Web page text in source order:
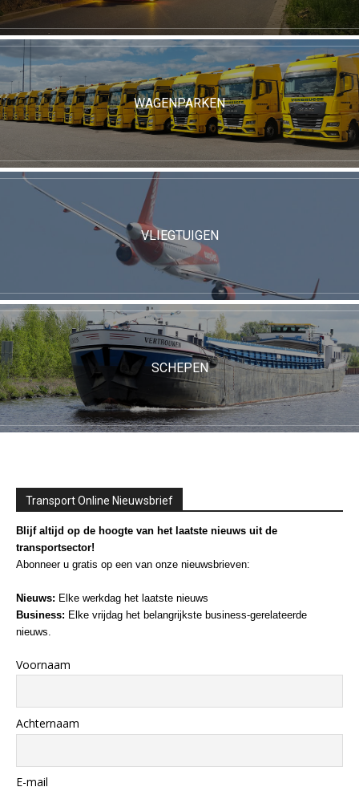
WAGENPARKEN
VLIEGTUIGEN
SCHEPEN
Transport Online Nieuwsbrief
Blijf altijd op de hoogte van het laatste nieuws uit de
transportsector!
Abonneer u gratis op een van onze nieuwsbrieven:
Nieuws: Elke werkdag het laatste nieuws
Business: Elke vrijdag het belangrijkste business-gerelateerde
nieuws.
Voornaam
Achternaam
E-mail